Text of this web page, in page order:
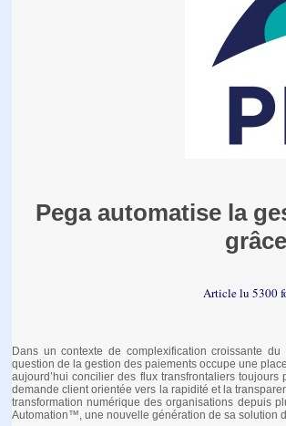
Pega automatise la
Article lu 5300
Dans un contexte de complexification croissante
question de la gestion des paiements occupe une
aujourd’hui concilier des flux transfrontaliers
demande client orientée vers la rapidité et la
transformation numérique des organisations depuis
Automation™, une nouvelle génération de sa solution